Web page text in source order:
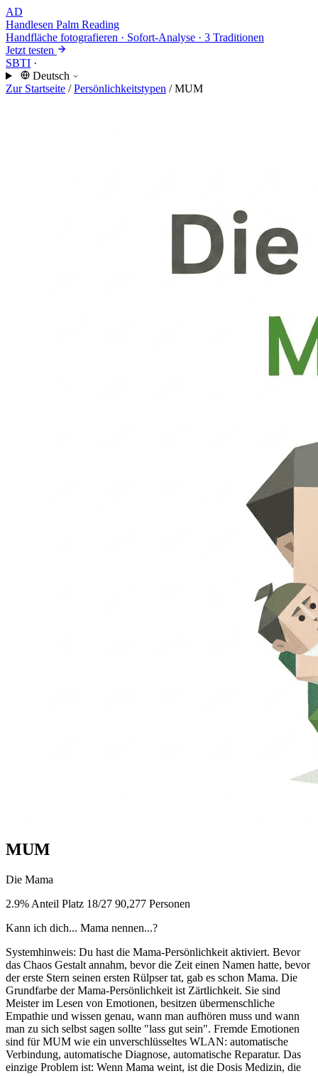
AD
Handlesen Palm Reading
Handfläche fotografieren · Sofort-Analyse · 3 Traditionen
Jetzt testen
SBTI ·
Deutsch
Zur Startseite / Persönlichkeitstypen / MUM
MUM
Die Mama
2.9% Anteil Platz 18/27 90,277 Personen
Kann ich dich... Mama nennen...?
Systemhinweis: Du hast die Mama-Persönlichkeit aktiviert. Bevor
das Chaos Gestalt annahm, bevor die Zeit einen Namen hatte, bevor
der erste Stern seinen ersten Rülpser tat, gab es schon Mama. Die
Grundfarbe der Mama-Persönlichkeit ist Zärtlichkeit. Sie sind
Meister im Lesen von Emotionen, besitzen übermenschliche
Empathie und wissen genau, wann man aufhören muss und wann
man zu sich selbst sagen sollte "lass gut sein". Fremde Emotionen
sind für MUM wie ein unverschlüsseltes WLAN: automatische
Verbindung, automatische Diagnose, automatische Reparatur. Das
einzige Problem ist: Wenn Mama weint, ist die Dosis Medizin, die